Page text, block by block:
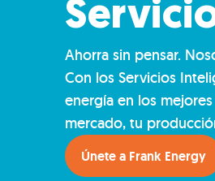
Ahorra sin pensar.
Con los Servicios
energía en los
mercado, tu
Únete a Frank Energy